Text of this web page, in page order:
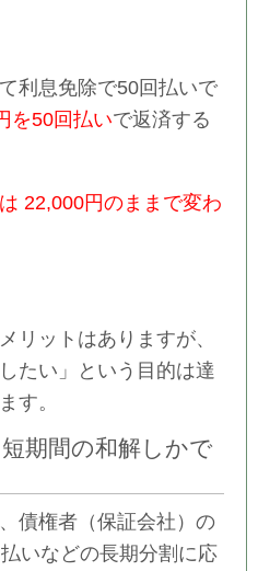
利息免除で50回払いで
を50回払いで返済する
22,000円のままで変わ
リットはありますが、
たい」という目的は達
す。
期間の和解しかで
債権者（保証会社）の
いなどの長期分割に応